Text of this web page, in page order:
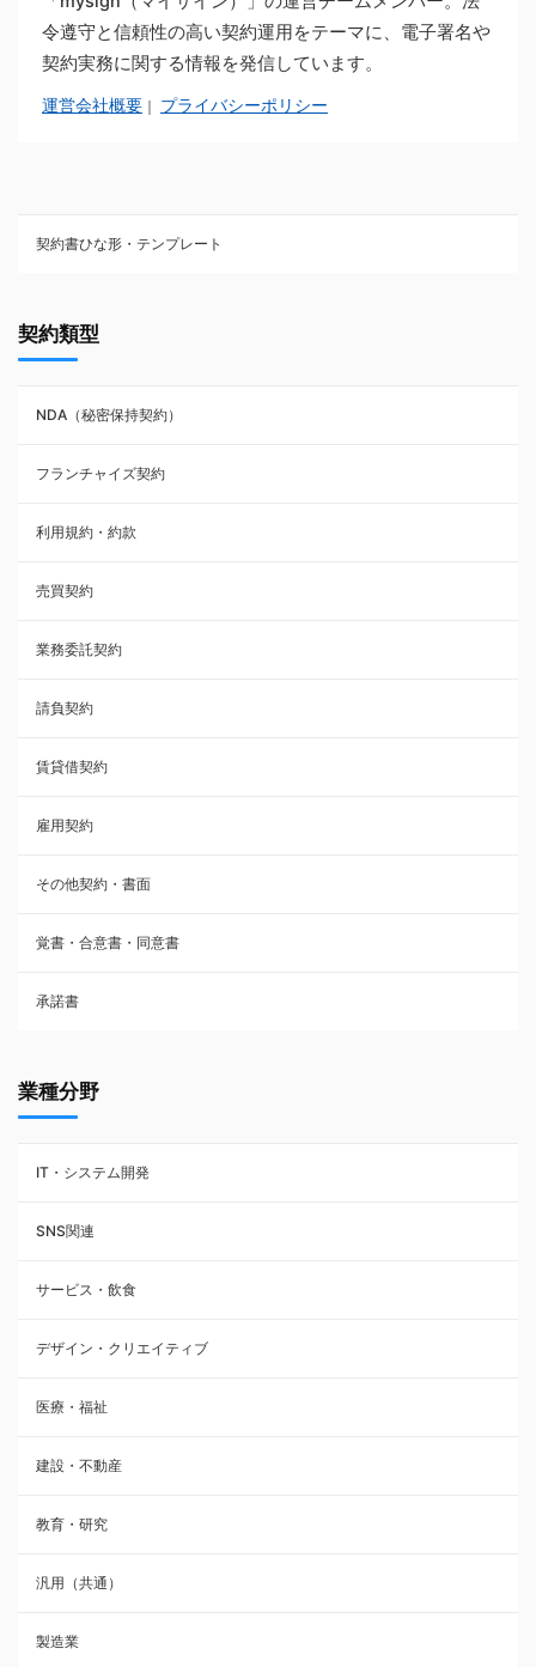
令遵守と信頼性の高い契約運用をテーマに、電子署名や
契約実務に関する情報を発信しています。
運営会社概要 ｜ プライバシーポリシー
契約書ひな形・テンプレート
NDA（秘密保持契約）
業務委託契約
利用規約・約款
覚書・合意書・同意書
承諾書
雇用契約
その他契約・書面
売買契約
株主総会議事録・関連書類
請負契約
フランチャイズ契約
賃貸借契約
契約類型
NDA（秘密保持契約）
フランチャイズ契約
利用規約・約款
売買契約
業務委託契約
請負契約
賃貸借契約
雇用契約
その他契約・書面
覚書・合意書・同意書
承諾書
業種分野
IT・システム開発
SNS関連
サービス・飲食
デザイン・クリエイティブ
医療・福祉
建設・不動産
教育・研究
汎用（共通）
製造業